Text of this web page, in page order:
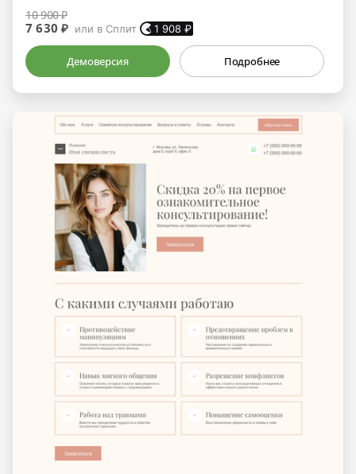
10 900 ₽
7 630 ₽ или в Сплит 1 908 ₽
Демоверсия Подробнее